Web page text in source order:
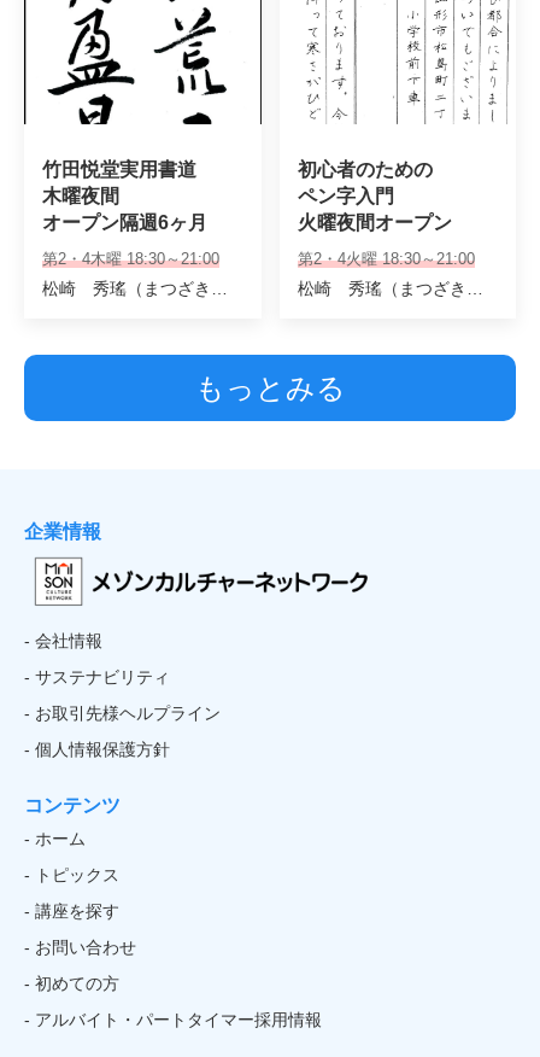
竹田悦堂実用書道
木曜夜間
オープン隔週6ヶ月
第2・4木曜 18:30～21:00
初心者のための
ペン字入門
火曜夜間オープン
第2・4火曜 18:30～21:00
もっとみる
企業情報
- 会社情報
- サステナビリティ
- お取引先様ヘルプライン
- 個人情報保護方針
コンテンツ
- ホーム
- トピックス
- 講座を探す
- お問い合わせ
- 初めての方
- アルバイト・パートタイマー採用情報